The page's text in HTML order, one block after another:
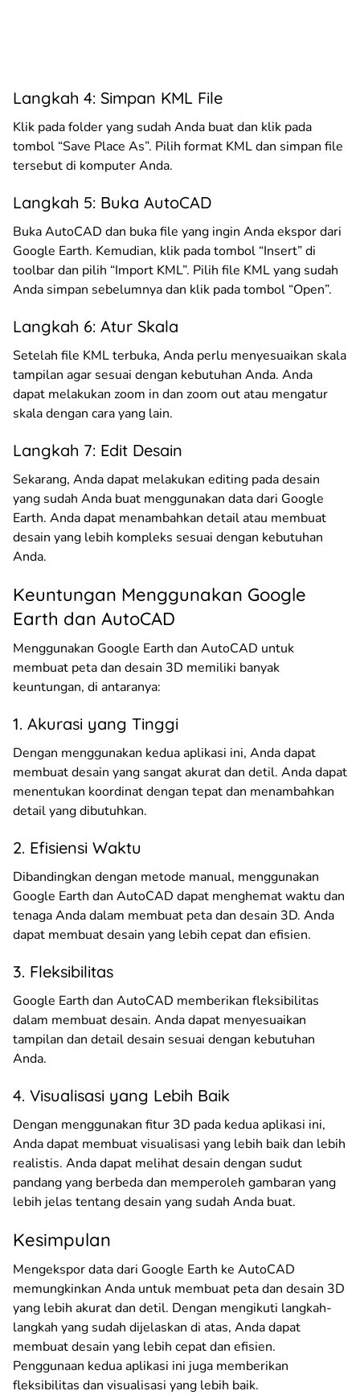
Langkah 4: Simpan KML File
Klik pada folder yang sudah Anda buat dan klik pada
tombol “Save Place As”. Pilih format KML dan simpan file
tersebut di komputer Anda.
Langkah 5: Buka AutoCAD
Buka AutoCAD dan buka file yang ingin Anda ekspor dari
Google Earth. Kemudian, klik pada tombol “Insert” di
toolbar dan pilih “Import KML”. Pilih file KML yang sudah
Anda simpan sebelumnya dan klik pada tombol “Open”.
Langkah 6: Atur Skala
Setelah file KML terbuka, Anda perlu menyesuaikan skala
tampilan agar sesuai dengan kebutuhan Anda. Anda
dapat melakukan zoom in dan zoom out atau mengatur
skala dengan cara yang lain.
Langkah 7: Edit Desain
Sekarang, Anda dapat melakukan editing pada desain
yang sudah Anda buat menggunakan data dari Google
Earth. Anda dapat menambahkan detail atau membuat
desain yang lebih kompleks sesuai dengan kebutuhan
Anda.
Keuntungan Menggunakan Google
Earth dan AutoCAD
Menggunakan Google Earth dan AutoCAD untuk
membuat peta dan desain 3D memiliki banyak
keuntungan, di antaranya:
1. Akurasi yang Tinggi
Dengan menggunakan kedua aplikasi ini, Anda dapat
membuat desain yang sangat akurat dan detil. Anda dapat
menentukan koordinat dengan tepat dan menambahkan
detail yang dibutuhkan.
2. Efisiensi Waktu
Dibandingkan dengan metode manual, menggunakan
Google Earth dan AutoCAD dapat menghemat waktu dan
tenaga Anda dalam membuat peta dan desain 3D. Anda
dapat membuat desain yang lebih cepat dan efisien.
3. Fleksibilitas
Google Earth dan AutoCAD memberikan fleksibilitas
dalam membuat desain. Anda dapat menyesuaikan
tampilan dan detail desain sesuai dengan kebutuhan
Anda.
4. Visualisasi yang Lebih Baik
Dengan menggunakan fitur 3D pada kedua aplikasi ini,
Anda dapat membuat visualisasi yang lebih baik dan lebih
realistis. Anda dapat melihat desain dengan sudut
pandang yang berbeda dan memperoleh gambaran yang
lebih jelas tentang desain yang sudah Anda buat.
Kesimpulan
Mengekspor data dari Google Earth ke AutoCAD
memungkinkan Anda untuk membuat peta dan desain 3D
yang lebih akurat dan detil. Dengan mengikuti langkah-
langkah yang sudah dijelaskan di atas, Anda dapat
membuat desain yang lebih cepat dan efisien.
Penggunaan kedua aplikasi ini juga memberikan
fleksibilitas dan visualisasi yang lebih baik.